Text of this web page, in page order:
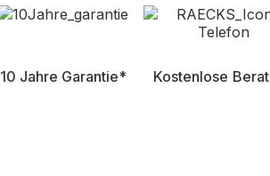
10 Jahre Garantie* Kostenlose